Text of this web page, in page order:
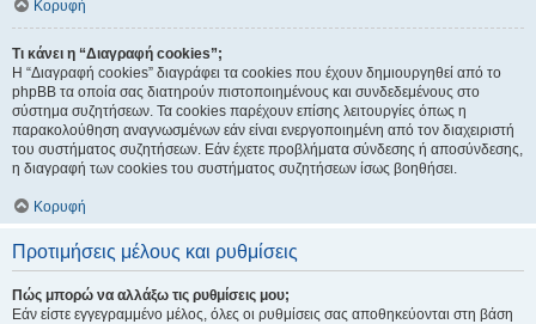
Κορυφή
Τι κάνει η “Διαγραφή cookies”;
Η “Διαγραφή cookies” διαγράφει τα cookies που έχουν δημιουργηθεί από το
phpBB τα οποία σας διατηρούν πιστοποιημένους και συνδεδεμένους στο
σύστημα συζητήσεων. Τα cookies παρέχουν επίσης λειτουργίες όπως η
παρακολούθηση αναγνωσμένων εάν είναι ενεργοποιημένη από τον διαχειριστή
του συστήματος συζητήσεων. Εάν έχετε προβλήματα σύνδεσης ή αποσύνδεσης,
η διαγραφή των cookies του συστήματος συζητήσεων ίσως βοηθήσει.
Κορυφή
Προτιμήσεις μέλους και ρυθμίσεις
Πώς μπορώ να αλλάξω τις ρυθμίσεις μου;
Εάν είστε εγγεγραμμένο μέλος, όλες οι ρυθμίσεις σας αποθηκεύονται στη βάση